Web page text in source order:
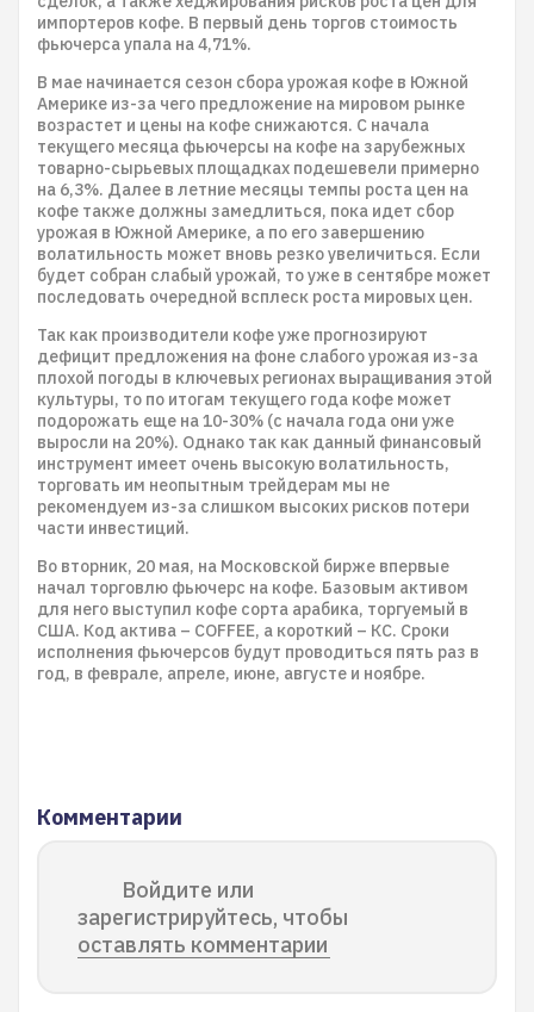
импортеров кофе. В первый день торгов стоимость
фьючерса упала на 4,71%.
В мае начинается сезон сбора урожая кофе в Южной
Америке из-за чего предложение на мировом рынке
возрастет и цены на кофе снижаются. С начала
текущего месяца фьючерсы на кофе на зарубежных
товарно-сырьевых площадках подешевели примерно
на 6,3%. Далее в летние месяцы темпы роста цен на
кофе также должны замедлиться, пока идет сбор
урожая в Южной Америке, а по его завершению
волатильность может вновь резко увеличиться. Если
будет собран слабый урожай, то уже в сентябре может
последовать очередной всплеск роста мировых цен.
Так как производители кофе уже прогнозируют
дефицит предложения на фоне слабого урожая из-за
плохой погоды в ключевых регионах выращивания этой
культуры, то по итогам текущего года кофе может
подорожать еще на 10-30% (с начала года они уже
выросли на 20%). Однако так как данный финансовый
инструмент имеет очень высокую волатильность,
торговать им неопытным трейдерам мы не
рекомендуем из-за слишком высоких рисков потери
части инвестиций.
Во вторник, 20 мая, на Московской бирже впервые
начал торговлю фьючерс на кофе. Базовым активом
для него выступил кофе сорта арабика, торгуемый в
США. Код актива – COFFEE, а короткий – КС. Сроки
исполнения фьючерсов будут проводиться пять раз в
год, в феврале, апреле, июне, августе и ноябре.
Комментарии
Войдите или
зарегистрируйтесь, чтобы
оставлять комментарии